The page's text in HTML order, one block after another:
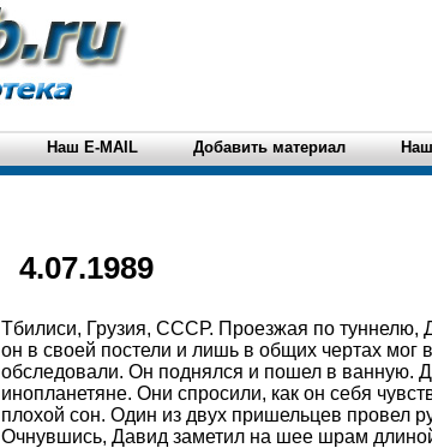
Наш E-MAIL Добавить материал
4.07.1989
Тбилиси, Грузия, СССР. Проезжая по туннелю,
он в своей постели и лишь в общих чертах мог
обследовали. Он поднялся и пошел в ванную.
инопланетяне. Они спросили, как он себя
плохой сон. Один из двух пришельцев провел
Очнувшись, Давид заметил на шее шрам